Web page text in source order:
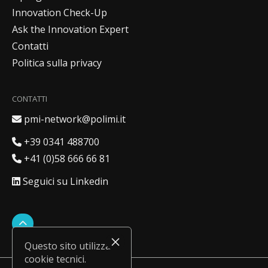
Innovation Check-Up
Ask the Innovation Expert
Contatti
Politica sulla privacy
CONTATTI
Indirizzo email
pmi-network@polimi.it
Numero italiano
+39 0341 488700
Numero svizzero
+41 (0)58 666 66 81
Profilo LinkedIn
Seguici su Linkedin
Questo sito utilizza
cookie tecnici.